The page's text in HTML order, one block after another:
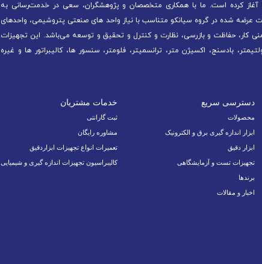
1385 فعالیت خود را آغاز کرده است. ما با همکاری متخصصان و پژوهشگران، سعی در خدمت‌رسانی به
عرضه شده در گروه سیانکو متناسب با نیاز واحد های صنعتی پتروشیمی، واحدهای
کار، حفاظت و بازرسی، نظارت و کنترل و تحقیق و توسعه می‌باشد. این تجهیزات
بادسنج، اکسیژن متر، ترانسمیتر، فلومتر، سنسور ها، کالیبراتور ها و غیره
دسترسی سریع
محصولات
ابزار اندازه گیری برق و الکترونیک
ابزار دقیق
تجهیزات تست و آزمایشگاهی
برندها
اخبار و مقالات
خدمات مشتریان
ثبت گارانتی
مشاوره رایگان
تعمیرات انواع تجهیزات ابزاردقیق
کالیبراسیون تجهیزات اندازه گیری و شیمیایی